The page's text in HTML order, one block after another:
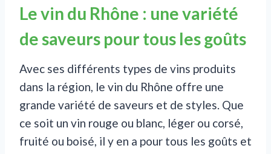
Le vin du Rhône : une variété
de saveurs pour tous les goûts
Avec ses différents types de vins produits
dans la région, le vin du Rhône offre une
grande variété de saveurs et de styles. Que
ce soit un vin rouge ou blanc, léger ou corsé,
fruité ou boisé, il y en a pour tous les goûts et